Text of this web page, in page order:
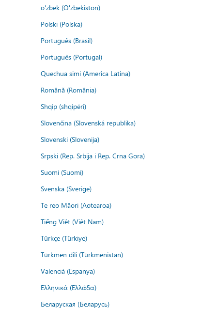
o'zbek (O'zbekiston)
Polski (Polska)
Português (Brasil)
Português (Portugal)
Quechua simi (America Latina)
Română (România)
Shqip (shqipëri)
Slovenčina (Slovenská republika)
Slovenski (Slovenija)
Srpski (Rep. Srbija i Rep. Crna Gora)
Suomi (Suomi)
Svenska (Sverige)
Te reo Māori (Aotearoa)
Tiếng Việt (Việt Nam)
Türkçe (Türkiye)
Türkmen dili (Türkmenistan)
Valencià (Espanya)
Ελληνικά (Ελλάδα)
Беларуская (Беларусь)